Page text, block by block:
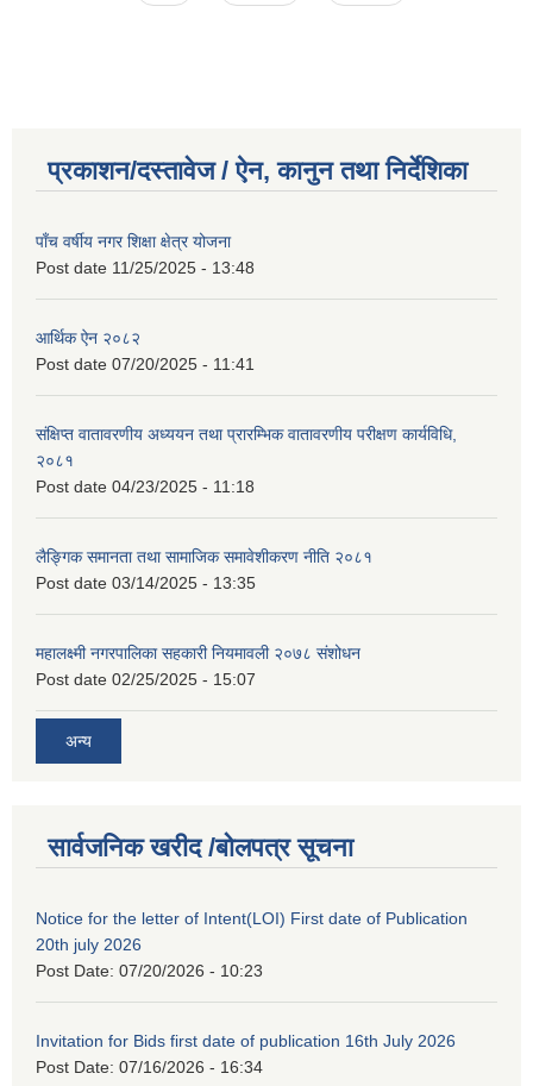
प्रकाशन/दस्तावेज / ऐन, कानुन तथा निर्देशिका
पाँच वर्षीय नगर शिक्षा क्षेत्र योजना
Post date 11/25/2025 - 13:48
आर्थिक ऐन २०८२
Post date 07/20/2025 - 11:41
संक्षिप्त वातावरणीय अध्ययन तथा प्रारम्भिक वातावरणीय परीक्षण कार्यविधि,
२०८१
Post date 04/23/2025 - 11:18
लैङ्गिक समानता तथा सामाजिक समावेशीकरण नीति २०८१
Post date 03/14/2025 - 13:35
महालक्ष्मी नगरपालिका सहकारी नियमावली २०७८ संशोधन
Post date 02/25/2025 - 15:07
अन्य
सार्वजनिक खरीद /बोलपत्र सूचना
Notice for the letter of Intent(LOI) First date of Publication
20th july 2026
Post Date: 07/20/2026 - 10:23
Invitation for Bids first date of publication 16th July 2026
Post Date: 07/16/2026 - 16:34